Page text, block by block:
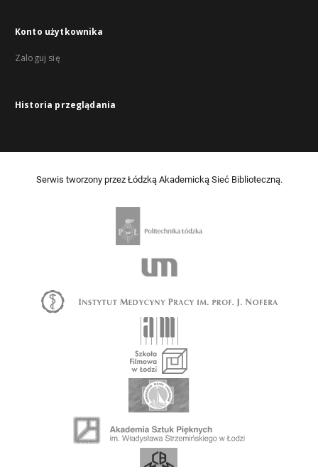
Konto użytkownika
Zaloguj się
Historia przeglądania
Serwis tworzony przez Łódzką Akademicką Sieć Biblioteczną.